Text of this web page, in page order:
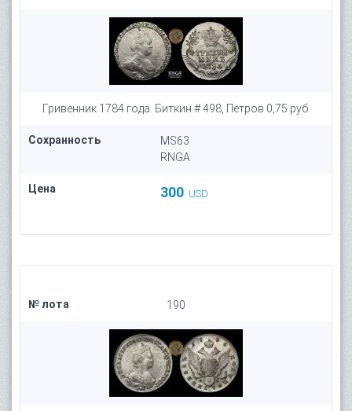
Гривенник 1784 года. Биткин # 498, Петров 0,75 руб.
Сохранность
MS63
RNGA
Цена 300 USD
№ лота 190